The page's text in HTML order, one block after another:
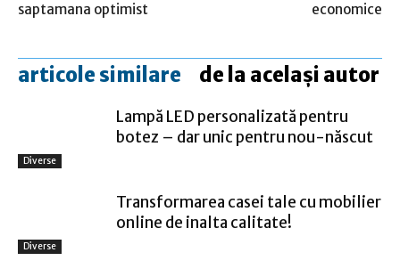
saptamana optimist
economice
articole similare de la același autor
Diverse
Lampă LED personalizată pentru
botez – dar unic pentru nou-născut
Diverse
Transformarea casei tale cu mobilier
online de inalta calitate!